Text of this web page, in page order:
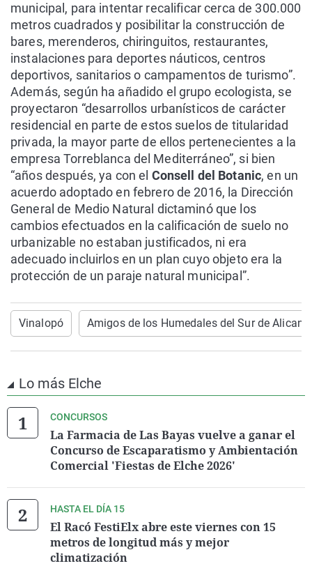
municipal, para intentar recalificar cerca de 300.000
metros cuadrados y posibilitar la construcción de
bares, merenderos, chiringuitos, restaurantes,
instalaciones para deportes náuticos, centros
deportivos, sanitarios o campamentos de turismo”.
Además, según ha añadido el grupo ecologista, se
proyectaron “desarrollos urbanísticos de carácter
residencial en parte de estos suelos de titularidad
privada, la mayor parte de ellos pertenecientes a la
empresa Torreblanca del Mediterráneo”, si bien
“años después, ya con el Consell del Botanic, en un
acuerdo adoptado en febrero de 2016, la Dirección
General de Medio Natural dictaminó que los
cambios efectuados en la calificación de suelo no
urbanizable no estaban justificados, ni era
adecuado incluirlos en un plan cuyo objeto era la
protección de un paraje natural municipal”.
Vinalopó Amigos de los Humedales del Sur de
Lo más Elche
CONCURSOS
La Farmacia de Las Bayas vuelve a ganar el
Concurso de Escaparatismo y Ambientación
Comercial 'Fiestas de Elche 2026'
HASTA EL DÍA 15
El Racó FestiElx abre este viernes con 15
metros de longitud más y mejor
climatización